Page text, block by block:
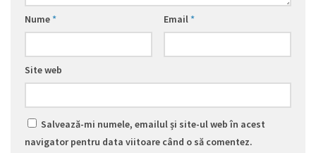
Nume* Email*
Site web
Salvează-mi numele, emailul și site-ul web în acest
navigator pentru data viitoare când o să comentez.